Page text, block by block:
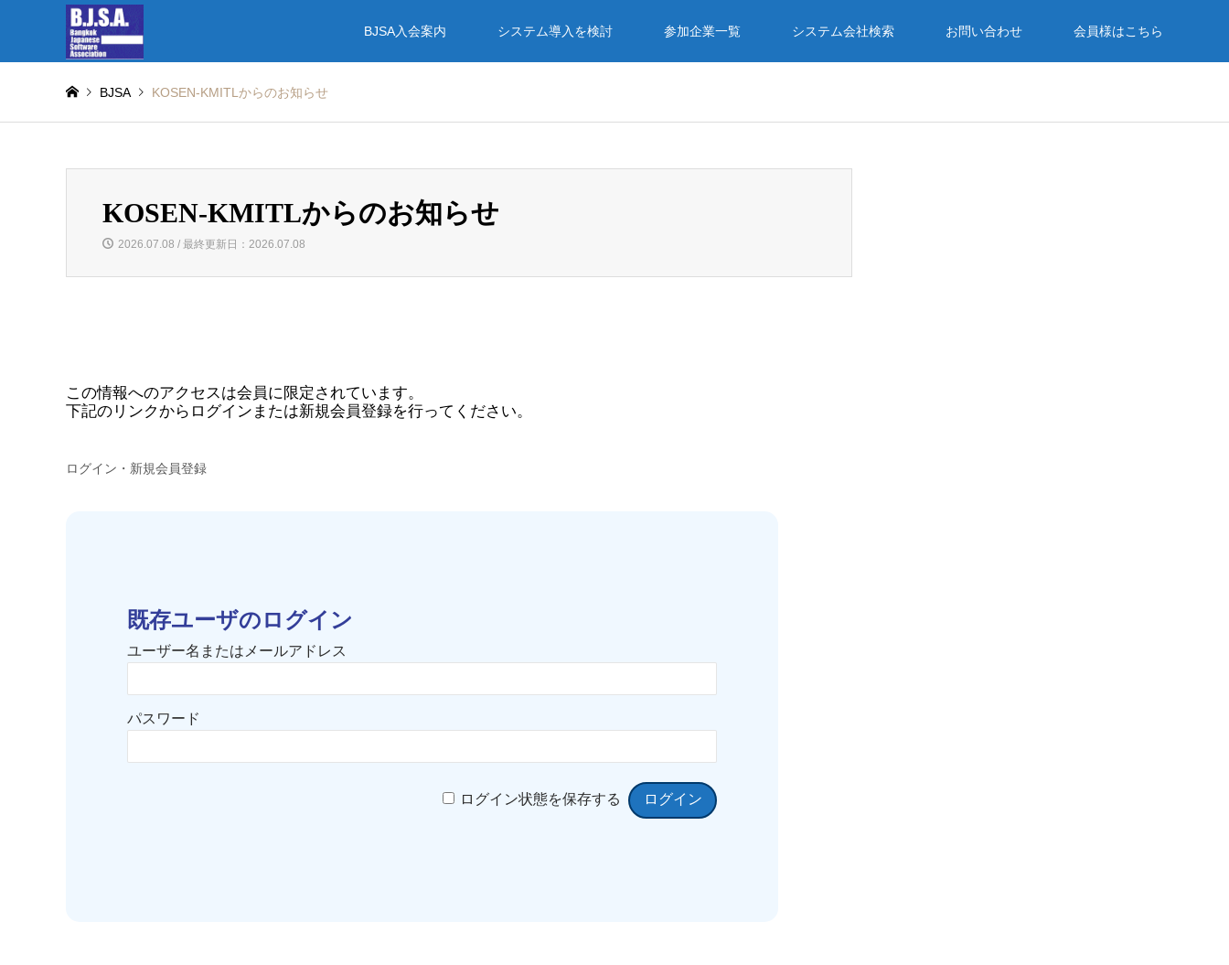
BJSA入会案内 システム導入を検討 参加企業一覧 システム会社検索 お問い合わせ 会員様はこちら
BJSA KOSEN-KMITLからのお知らせ
KOSEN-KMITLからのお知らせ
2026.07.08 / 最終更新日：2026.07.08
この情報へのアクセスは会員に限定されています。
下記のリンクからログインまたは新規会員登録を行ってください。
ログイン・新規会員登録
既存ユーザのログイン
ユーザー名またはメールアドレス
パスワード
ログイン状態を保存する